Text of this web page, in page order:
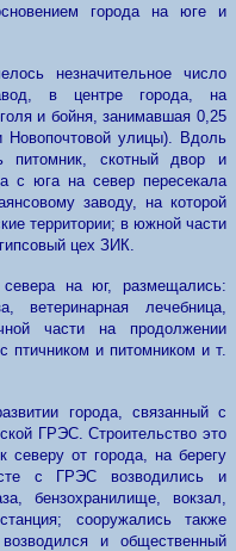
города на юге и
незначительное число
в центре города, на
и бойня, занимавшая 0,25
Новопочтовой улицы). Вдоль
питомник, скотный двор и
с юга на север пересекала
заводу, на которой
территории; в южной части
цех ЗИК.
на юг, размещались:
ветеринарная лечебница,
части на продолжении
птичником и питомником и т.
города, связанный с
ГРЭС. Строительство это
от города, на берегу
с ГРЭС возводились и
бензохранилище, вокзал,
сооружались также
и общественный